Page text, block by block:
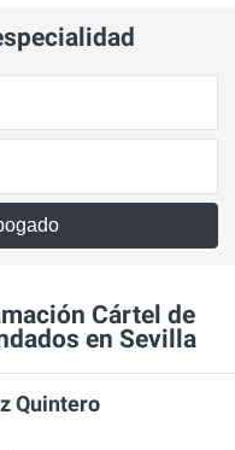
Cártel de
en Sevilla
Quintero